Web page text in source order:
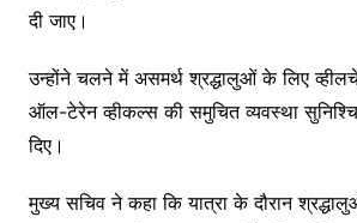
दी जाए।
उन्होंने चलने में असमर्थ श्रद्धालुओं के लिए
ऑल-टेरेन व्हीकल्स की समुचित व्यवस्था
दिए।
मुख्य सचिव ने कहा कि यात्रा के दौरान